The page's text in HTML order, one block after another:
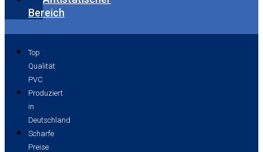
Bereich
Top
Qualität
PVC
Produziert
in
Deutschland
Scharfe
Preise